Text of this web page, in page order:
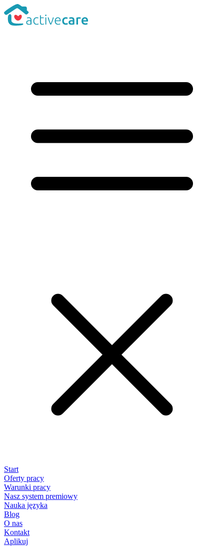
Start
Oferty pracy
Warunki pracy
Nasz system premiowy
Nauka języka
Blog
O nas
Kontakt
Aplikuj